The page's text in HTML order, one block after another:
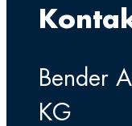
Bender
KG